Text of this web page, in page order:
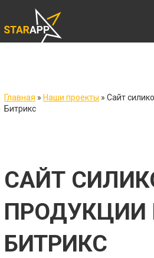
Главная » Наши проекты » Сайт
Битрикс
САЙТ
ПРОДУКЦИИ
БИТРИКС